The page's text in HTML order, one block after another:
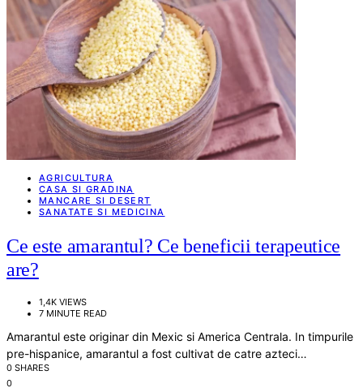
AGRICULTURA
CASA SI GRADINA
MANCARE SI DESERT
SANATATE SI MEDICINA
Ce este amarantul? Ce beneficii terapeutice
are?
1,4K VIEWS
7 MINUTE READ
Amarantul este originar din Mexic si America Centrala. In timpurile
pre-hispanice, amarantul a fost cultivat de catre azteci…
0 SHARES
0